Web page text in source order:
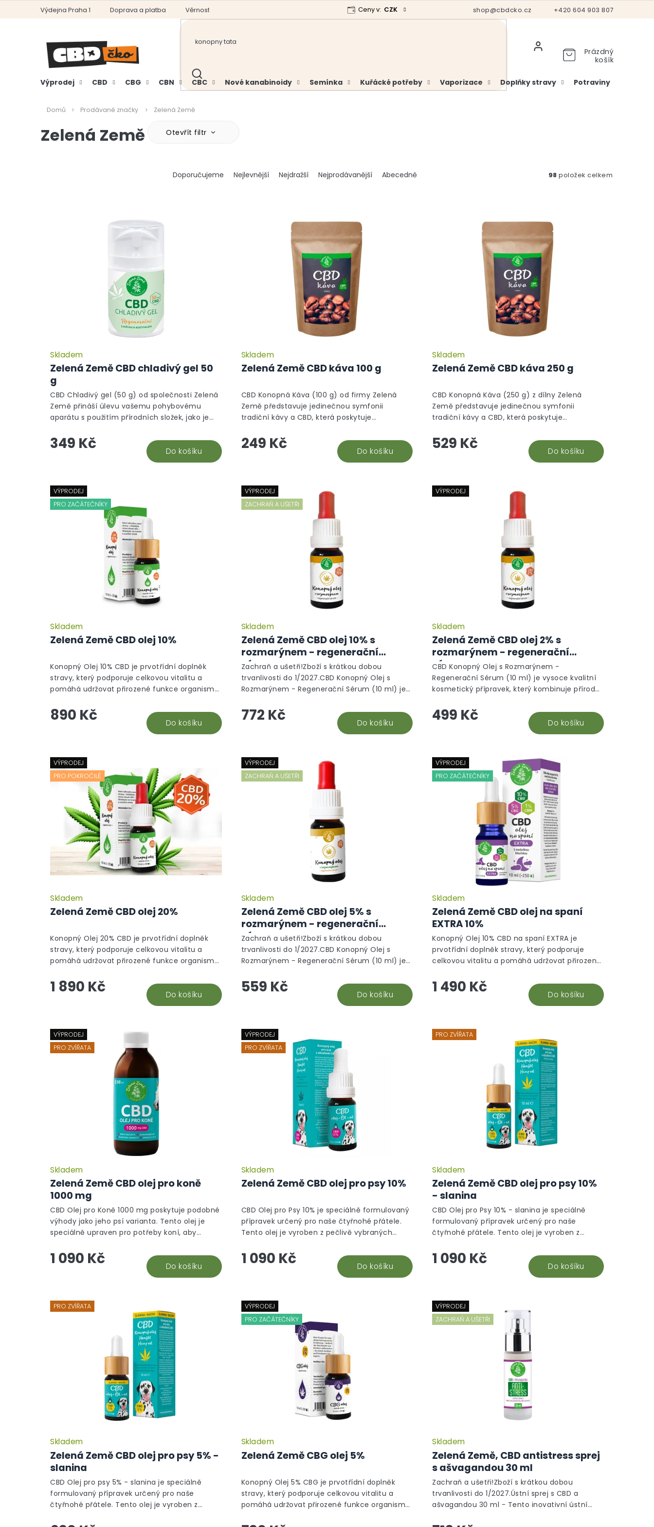
+420 604 903 807
shop@cbdcko.cz
Výdejna Praha 1 Doprava a platba Věrnostní program Analýzy a certifikáty Hodnocení obchodu Vrácení a reklamace
Ceny v: CZK
HLEDAT
Prázdný
košík
Výprodej CBD CBG CBN CBC Nové kanabinoidy Semínka Kuřácké potřeby Vaporizace Doplňky stravy Potraviny
Domů Prodávané značky Zelená Země
Zelená Země Otevřít filtr
Ř
aDoporučujeme Nejlevnější Nejdražší Nejprodávanější Abecedně 98 položek celkem
Zelená Země CBD chladivý gel 50
g
Skladem
349 Kč Do košíku
CBD Chladivý gel (50 g) od společnosti Zelená
Země přináší úlevu vašemu pohybovému
aparátu s použitím přírodních složek, jako je
Zelená Země CBD káva 100 g
Skladem
249 Kč Do košíku
CBD Konopná Káva (100 g) od firmy Zelená
Země představuje jedinečnou symfonii
tradiční kávy a CBD, která poskytuje
káva...
Zelená Země CBD káva 250 g
Skladem
529 Kč Do košíku
CBD Konopná Káva (250 g) z dílny Zelená
Země představuje jedinečnou symfonii
tradiční kávy a CBD, která poskytuje
káva spojuje...
VÝPRODEJ
PRO ZAČÁTEČNÍKY
Zelená Země CBD olej 10%
Skladem
890 Kč Do košíku
Konopný Olej 10% CBD je prvotřídní doplněk
stravy, který podporuje celkovou vitalitu a
pomáhá udržovat přirozené funkce organismu.
VÝPRODEJ
ZACHRAŇ A UŠETŘI
Zelená Země CBD olej 10% s
rozmarýnem - regenerační
sérum
Skladem
772 Kč Do košíku
Zachraň a ušetři!Zboží s krátkou dobou
trvanlivosti do 1/2027.CBD Konopný Olej s
Rozmarýnem - Regenerační Sérum (10 ml) je
VÝPRODEJ
Zelená Země CBD olej 2% s
rozmarýnem - regenerační
sérum
Skladem
499 Kč Do košíku
CBD Konopný Olej s Rozmarýnem -
Regenerační Sérum (10 ml) je vysoce kvalitní
kosmetický přípravek, který kombinuje přírodní
VÝPRODEJ
PRO POKROČILÉ
Zelená Země CBD olej 20%
Skladem
1 890 Kč Do košíku
Konopný Olej 20% CBD je prvotřídní doplněk
stravy, který podporuje celkovou vitalitu a
pomáhá udržovat přirozené funkce organismu.
VÝPRODEJ
ZACHRAŇ A UŠETŘI
Zelená Země CBD olej 5% s
rozmarýnem - regenerační
sérum
Skladem
559 Kč Do košíku
Zachraň a ušetři!Zboží s krátkou dobou
trvanlivosti do 1/2027.CBD Konopný Olej s
Rozmarýnem - Regenerační Sérum (10 ml) je
VÝPRODEJ
PRO ZAČÁTEČNÍKY
Zelená Země CBD olej na spaní
EXTRA 10%
Skladem
1 490 Kč Do košíku
Konopný Olej 10% CBD na spaní EXTRA je
prvotřídní doplněk stravy, který podporuje
celkovou vitalitu a pomáhá udržovat přirozené
VÝPRODEJ
PRO ZVÍŘATA
Zelená Země CBD olej pro koně
1000 mg
Skladem
1 090 Kč Do košíku
CBD Olej pro Koně 1000 mg poskytuje podobné
výhody jako jeho psí varianta. Tento olej je
speciálně upraven pro potřeby koní, aby
VÝPRODEJ
PRO ZVÍŘATA
Zelená Země CBD olej pro psy 10%
Skladem
1 090 Kč Do košíku
CBD Olej pro Psy 10% je speciálně formulovaný
přípravek určený pro naše čtyřnohé přátele.
Tento olej je vyroben z pečlivě vybraných
PRO ZVÍŘATA
Zelená Země CBD olej pro psy 10%
- slanina
Skladem
1 090 Kč Do košíku
CBD Olej pro Psy 10% - slanina je speciálně
formulovaný přípravek určený pro naše
čtyřnohé přátele. Tento olej je vyroben z
PRO ZVÍŘATA
Zelená Země CBD olej pro psy 5% -
slanina
Skladem
CBD Olej pro psy 5% - slanina je speciálně
formulovaný přípravek určený pro naše
čtyřnohé přátele. Tento olej je vyroben z
VÝPRODEJ
PRO ZAČÁTEČNÍKY
Zelená Země CBG olej 5%
Skladem
Konopný Olej 5% CBG je prvotřídní doplněk
stravy, který podporuje celkovou vitalitu a
pomáhá udržovat přirozené funkce organismu.
VÝPRODEJ
ZACHRAŇ A UŠETŘI
Zelená Země, CBD antistress sprej
s ašvagandou 30 ml
Skladem
Zachraň a ušetři!Zboží s krátkou dobou
trvanlivosti do 1/2027.Ústní sprej s CBD a
ašvagandou 30 ml - Tento inovativní ústní